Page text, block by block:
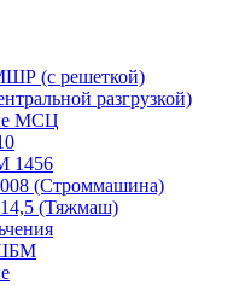
(с решеткой)
разгрузкой)
МСЦ
1456
(Строммашина)
(Тяжмаш)